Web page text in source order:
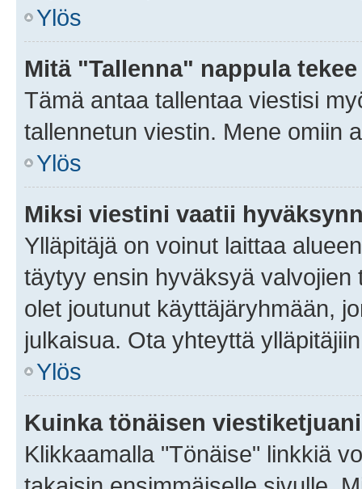
Ylös
Mitä "Tallenna" nappula
Tämä antaa tallentaa viestisi
tallennetun viestin. Mene omiin
Ylös
Miksi viestini vaatii
Ylläpitäjä on voinut laittaa
täytyy ensin hyväksyä
olet joutunut käyttäjäryhmään,
julkaisua. Ota yhteyttä
Ylös
Kuinka tönäisen
Klikkaamalla "Tönäise" linkkiä